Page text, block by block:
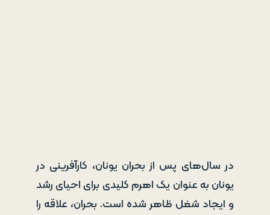
در سال‌های پس از بحران یونان، کارآفرینی در
یونان به عنوان یک اهرم کلیدی برای احیای رشد
و ایجاد شغل ظاهر شده است. بحران، علاقه را